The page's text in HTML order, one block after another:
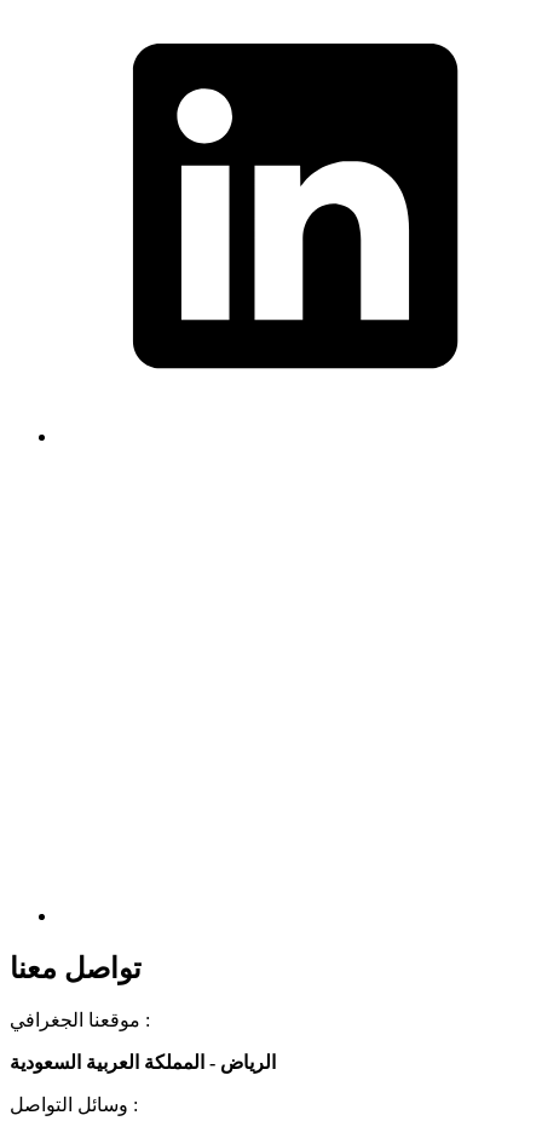
تواصل معنا
موقعنا الجغرافي :
الرياض - المملكة العربية السعودية
وسائل التواصل :